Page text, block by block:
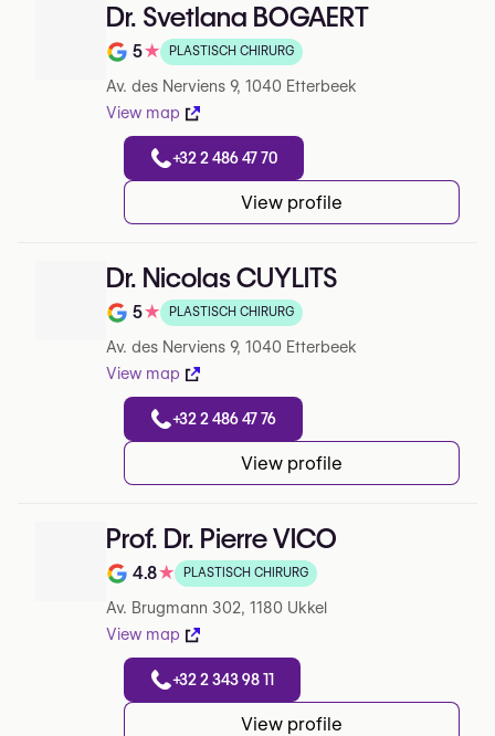
Dr. Svetlana BOGAERT
Beoordeling op 5 op Google
5★ PLASTISCH CHIRURG
Av. des Nerviens 9, 1040 Etterbeek
View map
+32 2 486 47 70
View profile
Dr. Nicolas CUYLITS
Beoordeling op 5 op Google
5★ PLASTISCH CHIRURG
Av. des Nerviens 9, 1040 Etterbeek
View map
+32 2 486 47 76
View profile
Prof. Dr. Pierre VICO
Note de 4.8 sur 5 sur Google
4.8★ PLASTISCH CHIRURG
Av. Brugmann 302, 1180 Ukkel
View map
+32 2 343 98 11
View profile